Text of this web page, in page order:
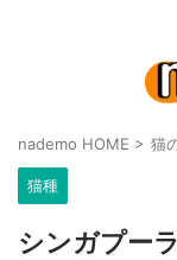
nademo HOME > 猫
猫種
シンガプー